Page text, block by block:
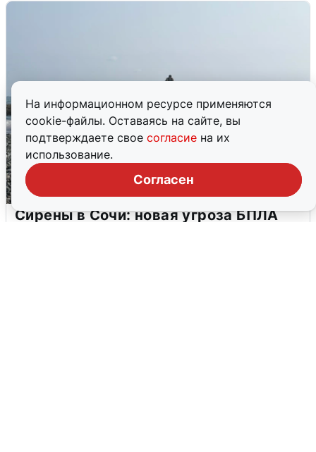
На информационном ресурсе применяются
cookie-файлы. Оставаясь на сайте, вы
подтверждаете свое согласие на их
использование.
Согласен
Сирены в Сочи: новая угроза БПЛА